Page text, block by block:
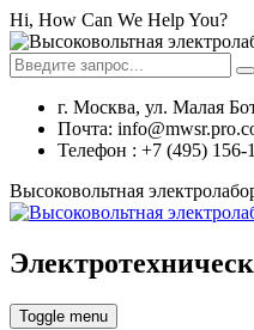
Hi, How Can We Help You?
г. Москва, ул. Малая
Почта:
Телефон : +7 (495) 156-
Высоковольтная
Toggle menu